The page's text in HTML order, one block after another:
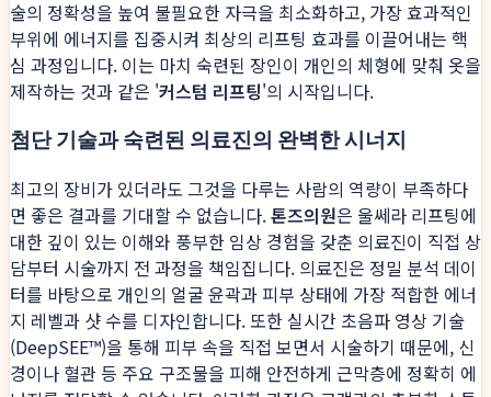
술의 정확성을 높여 불필요한 자극을 최소화하고, 가장 효과적인
부위에 에너지를 집중시켜 최상의 리프팅 효과를 이끌어내는 핵
심 과정입니다. 이는 마치 숙련된 장인이 개인의 체형에 맞춰 옷을
제작하는 것과 같은 '커스텀 리프팅'의 시작입니다.
첨단 기술과 숙련된 의료진의 완벽한 시너지
최고의 장비가 있더라도 그것을 다루는 사람의 역량이 부족하다
면 좋은 결과를 기대할 수 없습니다.톤즈의원은 울쎄라 리프팅에
대한 깊이 있는 이해와 풍부한 임상 경험을 갖춘 의료진이 직접 상
담부터 시술까지 전 과정을 책임집니다. 의료진은 정밀 분석 데이
터를 바탕으로 개인의 얼굴 윤곽과 피부 상태에 가장 적합한 에너
지 레벨과 샷 수를 디자인합니다. 또한 실시간 초음파 영상 기술
(DeepSEE™)을 통해 피부 속을 직접 보면서 시술하기 때문에, 신
경이나 혈관 등 주요 구조물을 피해 안전하게 근막층에 정확히 에